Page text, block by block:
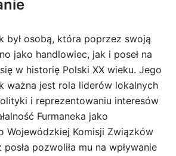
był osobą, która poprzez swoją
jako handlowiec, jak i poseł na
się w historię Polski XX wieku. Jego
ważna jest rola liderów lokalnych
i reprezentowaniu interesów
Furmaneka jako
Wojewódzkiej Komisji Związków
pozwoliła mu na wpływanie